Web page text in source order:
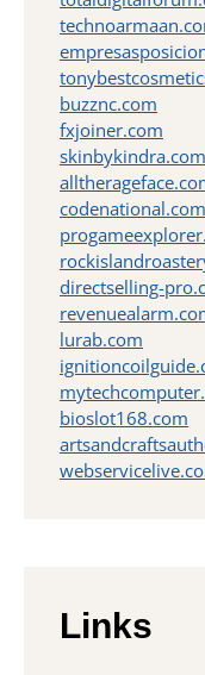
buzznc.com
fxjoiner.com
skinbykindra.com
codenational.com
directselling-
lurab.com
bioslot168.com
Links